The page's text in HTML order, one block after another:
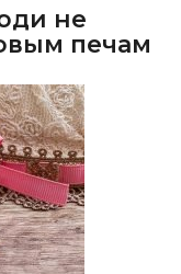
не
печам